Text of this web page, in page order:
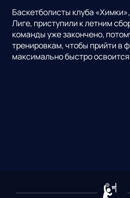
Баскетболисты клуба
Лиге, приступили к летним
команды уже закончено,
тренировкам, чтобы прийти в
максимально быстро